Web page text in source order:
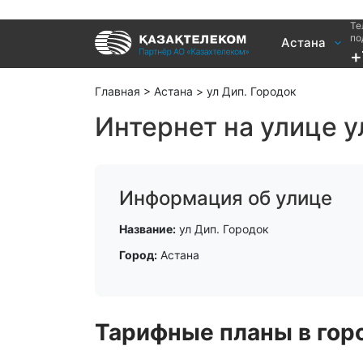
Астана
Услуги
Интернет и ТВ в частном доме
Интернет
Главная > Астана > ул Дип. Городок
Интернет на улице
Информация об улице
Название: ул Дип. Городок
Город: Астана
Тарифные планы в